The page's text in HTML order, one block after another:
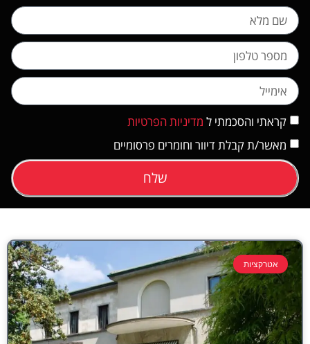
קראתי והסכמתי ל מדיניות הפרטיות
מאשר/ת קבלת דיוור וחומרים פרסומיים
שלח
אטרקציות